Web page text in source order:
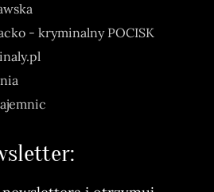
- kryminalny POCISK